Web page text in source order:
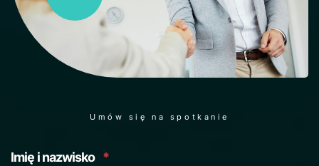
Umów się na spotkanie
Imię i nazwisko *